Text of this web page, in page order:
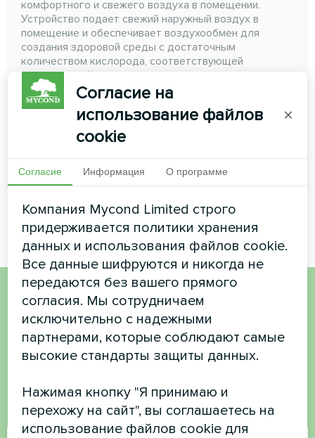
комфортного и свежего воздуха в помещении.
Устройство подает свежий наружный воздух в
помещение и обеспечивает воздухообмен для
создания здоровой среды с достаточным
количеством кислорода, соответствующей
температурой, влажностью и уровнем загрязнения,
близким к нулю
Расход воздуха:250 ... 500 м3/ч
Хотите купить или у вас
есть вопросы?
Имя
Согласие на
использование файлов
cookie
×
Согласие Информация О программе
Компания Mycond Limited строго
придерживается политики хранения
данных и использования файлов cookie.
Все данные шифруются и никогда не
передаются без вашего прямого
согласия. Мы сотрудничаем
исключительно с надежными
партнерами, которые соблюдают самые
высокие стандарты защиты данных.
Нажимая кнопку "Я принимаю и
перехожу на сайт", вы соглашаетесь на
использование файлов cookie для